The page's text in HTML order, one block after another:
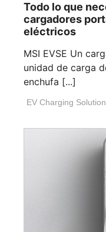
Todo lo que
cargadores
eléctricos
MSI EVSE Un cargador portátil de VE es una
unidad de carga
enchufa [...]
EV Charging